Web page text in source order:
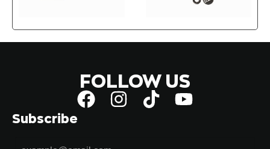
FOLLOW US
Subscribe